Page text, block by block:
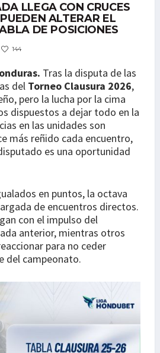
LLEGA CON CRUCES
ALTERAR EL
DE POSICIONES
144
Tras la disputa de las
del Torneo Clausura 2026,
pero la lucha por la cima
dispuestos a dejar todo en la
en las unidades son
más reñido cada encuentro,
es una oportunidad
en puntos, la octava
de encuentros directos.
con el impulso del
anterior, mientras otros
para no ceder
del campeonato.